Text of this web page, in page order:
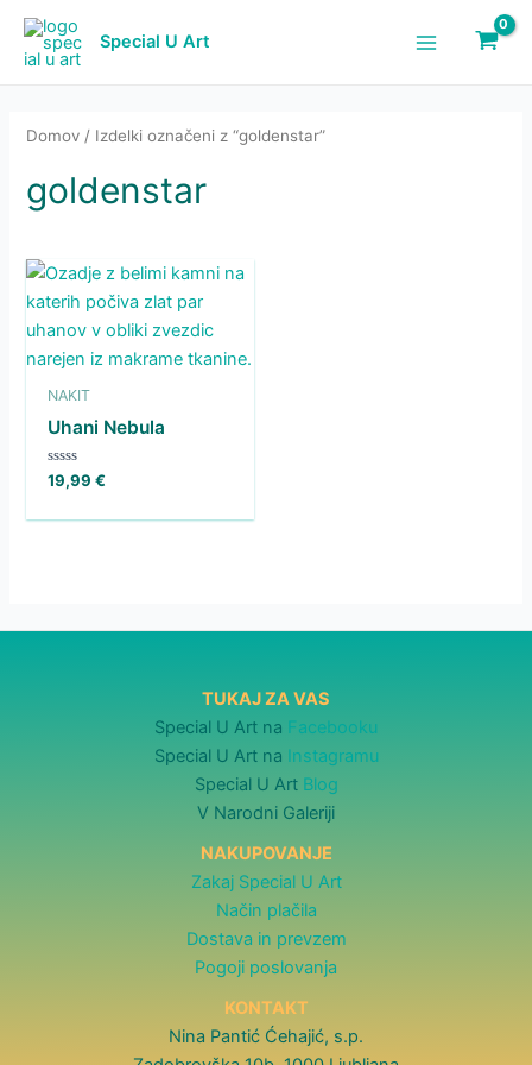
Skip
content
Special U Art
Domov / Izdelki označeni z “goldenstar”
goldenstar
NAKIT
Uhani Nebula
Ocenjeno
5
19,99 €
TUKAJ ZA VAS
Special U Art na Facebooku
Special U Art na Instagramu
Special U ArtBlog
V Narodni Galeriji
NAKUPOVANJE
Zakaj Special U Art
Način plačila
Dostava in prevzem
Pogoji poslovanja
KONTAKT
Nina Pantić Ćehajić, s.p.